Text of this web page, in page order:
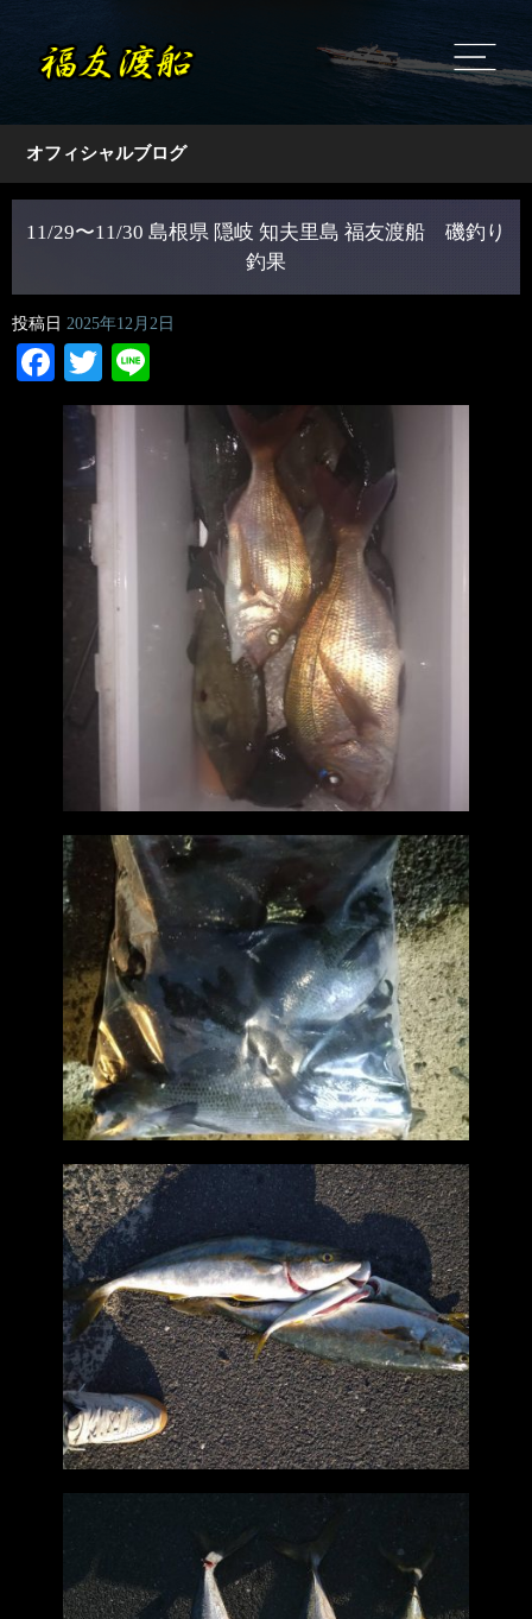
オフィシャルブログ
11/29〜11/30 島根県 隠岐 知夫里島 福友渡船 磯釣り
釣果
投稿日 2025年12月2日
Facebook
Twitter